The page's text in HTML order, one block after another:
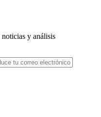
y análisis